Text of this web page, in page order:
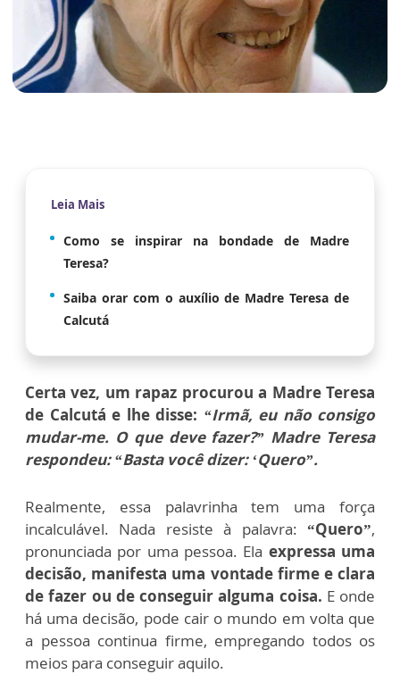
Leia Mais
Como se inspirar na bondade de Madre
Teresa?
Saiba orar com o auxílio de Madre Teresa de
Calcutá
Certa vez, um rapaz procurou a Madre Teresa
de Calcutá e lhe disse: “Irmã, eu não consigo
mudar-me. O que deve fazer?” Madre Teresa
respondeu: “Basta você dizer: ‘Quero”.
Realmente, essa palavrinha tem uma força
incalculável. Nada resiste à palavra: “Quero”,
pronunciada por uma pessoa. Ela expressa uma
decisão, manifesta uma vontade firme e clara
de fazer ou de conseguir alguma coisa. E onde
há uma decisão, pode cair o mundo em volta que
a pessoa continua firme, empregando todos os
meios para conseguir aquilo.